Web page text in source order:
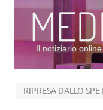
Il notiziario